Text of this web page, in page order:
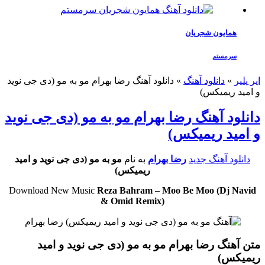
همایون شجریان
سرمستم
ایر پلیر » دانلود آهنگ » دانلود آهنگ رضا بهرام مو به مو (دی جی نوید
و امید ریمیکس)
دانلود آهنگ رضا بهرام مو به مو (دی جی نوید
و امید ریمیکس)
دانلود آهنگ جدید رضا بهرام به نام مو به مو (دی جی نوید و امید
ریمیکس)
Download New Music Reza Bahram – Moo Be Moo (Dj Navid
& Omid Remix)
متن آهنگ رضا بهرام مو به مو (دی جی نوید و امید
ریمیکس)